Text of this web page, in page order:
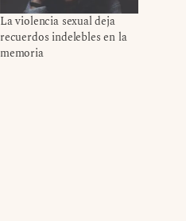
La violencia sexual deja
recuerdos indelebles en la
memoria